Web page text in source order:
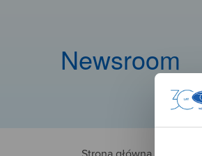
Newsroom